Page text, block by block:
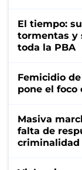
El tiempo:
tormentas y
toda la PBA
Femicidio
pone el foco
Masiva
falta de
criminalidad